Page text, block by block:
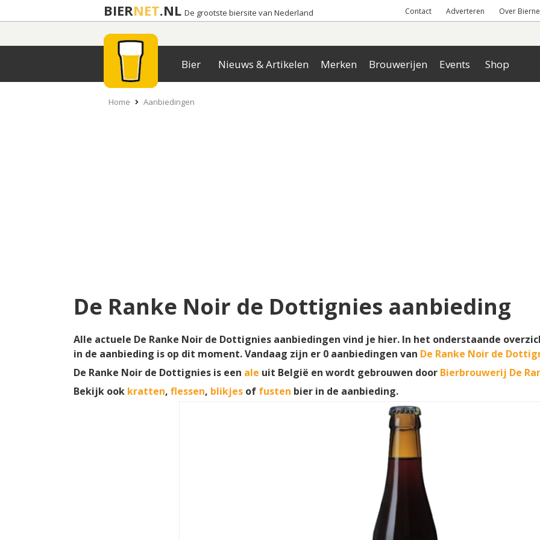
BIERNET.NL De grootste biersite van Nederland Contact Adverteren Over
Bier Nieuws & Artikelen Merken Brouwerijen Events Shop
Home Aanbiedingen
De Ranke Noir de Dottignies aanbieding
Alle actuele De Ranke Noir de Dottignies aanbiedingen vind je hier. In het onderstaande
in de aanbieding is op dit moment. Vandaag zijn er 0 aanbiedingen van De Ranke Noir de
De Ranke Noir de Dottignies is een ale uit België en wordt gebrouwen door Bierbrouwerij De
Bekijk ook kratten, flessen, blikjes of fusten bier in de aanbieding.